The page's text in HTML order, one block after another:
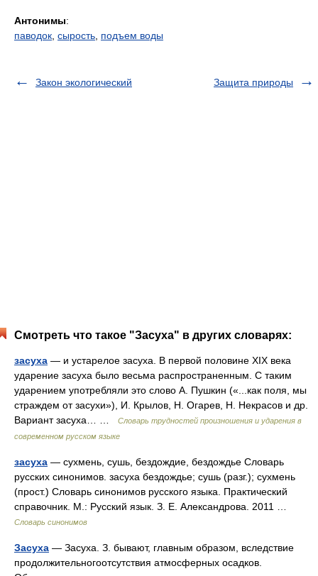
Антонимы:
паводок сырость подъем воды
Закон экологический Защита природы
Смотреть что такое "Засуха" в других словарях:
засуха — и устарелое засуха. В первой половине XIX века
ударение засуха было весьма распространенным. С таким
ударением употребляли это слово А. Пушкин («...как поля, мы
страждем от засухи»), И. Крылов, Н. Огарев, Н. Некрасов и др.
Вариант засуха… …
Словарь трудностей произношения и ударения в
современном русском языке
засуха — сухмень, сушь, бездождие, бездождье Словарь
русских синонимов. засуха бездождье; сушь (разг.); сухмень
(прост.) Словарь синонимов русского языка. Практический
справочник. М.: Русский язык. З. Е. Александрова. 2011 …
Словарь синонимов
Засуха — Засуха. З. бывают, главным образом, вследствие
продолжительногоотсутствия атмосферных осадков.